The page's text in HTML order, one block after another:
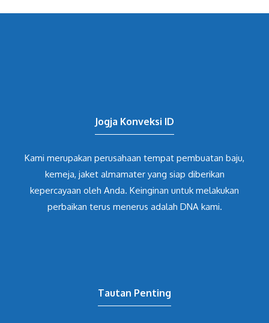
Jogja Konveksi ID
Kami merupakan perusahaan tempat pembuatan baju,
kemeja, jaket almamater yang siap diberikan
kepercayaan oleh Anda. Keinginan untuk melakukan
perbaikan terus menerus adalah DNA kami.
Tautan Penting